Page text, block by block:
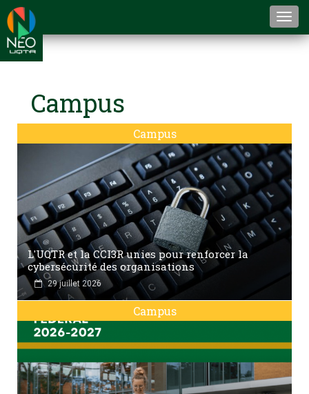
Campus
Campus
L'UQTR et la CCI3R unies pour renforcer la
cybersécurité des organisations
29 juillet 2026
Campus